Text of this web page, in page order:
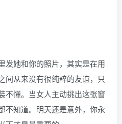
发她和你的照片，其实是在用
间从来没有很纯粹的友谊，只
不懂。当女人主动挑出这张窗
不知道。明天还是意外，你永